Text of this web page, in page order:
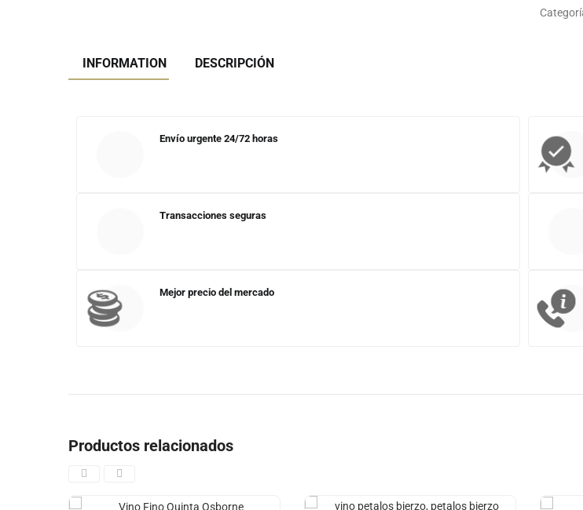
INFORMATION DESCRIPCIÓN
Envío urgente 24/72 horas
Transacciones seguras
Mejor precio del mercado
Productos relacionados